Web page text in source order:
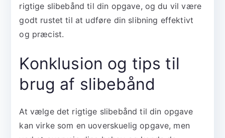
rigtige slibebånd til din opgave, og du vil være
godt rustet til at udføre din slibning effektivt
og præcist.
Konklusion og tips til
brug af slibebånd
At vælge det rigtige slibebånd til din opgave
kan virke som en uoverskuelig opgave, men